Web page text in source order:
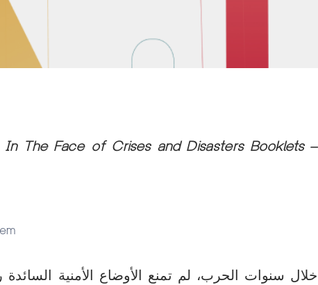
The Face of Crises and Disasters Booklets –
خلال سنوات الحرب، لم تمنع الأوضاع الأمنية